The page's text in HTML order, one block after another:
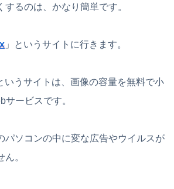
るのは、かなり簡単です。
」というサイトに行きます。
いうサイトは、画像の容量を無料で小
サービスです。
パソコンの中に変な広告やウイルスが
。